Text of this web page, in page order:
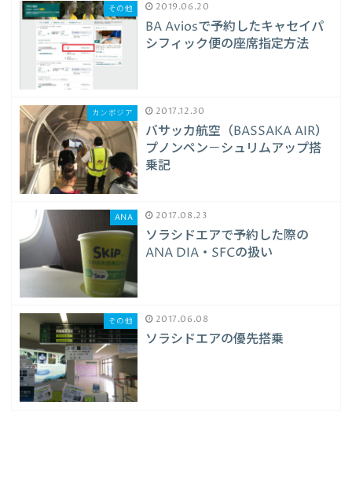
その他 2019.06.20
BA Aviosで予約したキャセイパ
シフィック便の座席指定方法
カンボジア 2017.12.30
バサッカ航空（BASSAKA AIR）
プノンペン－シュリムアップ搭
乗記
ANA 2017.08.23
ソラシドエアで予約した際の
ANA DIA・SFCの扱い
その他 2017.06.08
ソラシドエアの優先搭乗